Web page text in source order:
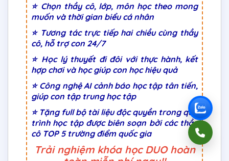
⭐ Chọn thầy cô, lớp, môn học theo mong
muốn và thời gian biểu cá nhân
⭐ Tương tác trực tiếp hai chiều cùng thầy
cô, hỗ trợ con 24/7
⭐ Học lý thuyết đi đôi với thực hành, kết
hợp chơi và học giúp con học hiệu quả
⭐ Công nghệ AI cảnh báo học tập tân tiến,
giúp con tập trung học tập
⭐ Tặng full bộ tài liệu độc quyền trong quá
trình học tập được biên soạn bởi các thầy
cô TOP 5 trường điểm quốc gia
Trải nghiệm khóa học DUO hoàn